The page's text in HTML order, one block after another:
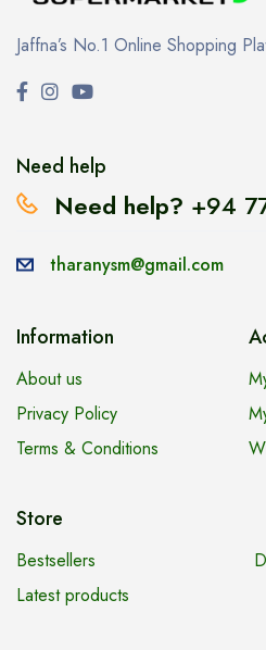
Jaffna’s No.1 Online Shopping
Need help
Need help? +94
tharanysm@gmail.com
Information
About us
Privacy Policy
Terms & Conditions
Store
Bestsellers
Latest products